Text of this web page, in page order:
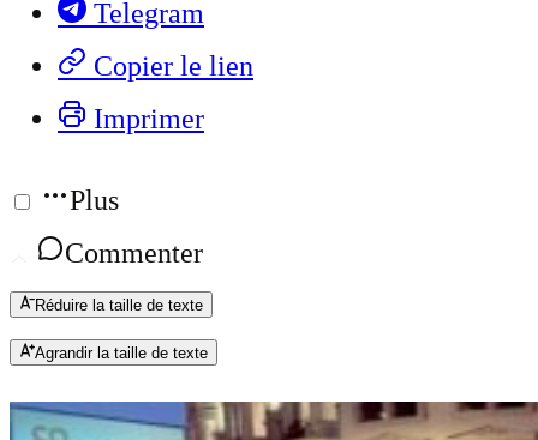
Telegram
Copier le lien
Imprimer
Plus
Commenter
Réduire la taille de texte
Agrandir la taille de texte